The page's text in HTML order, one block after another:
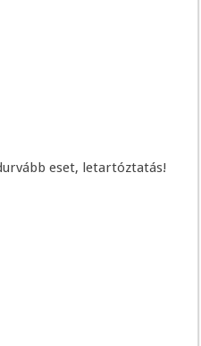
eset, letartóztatás!